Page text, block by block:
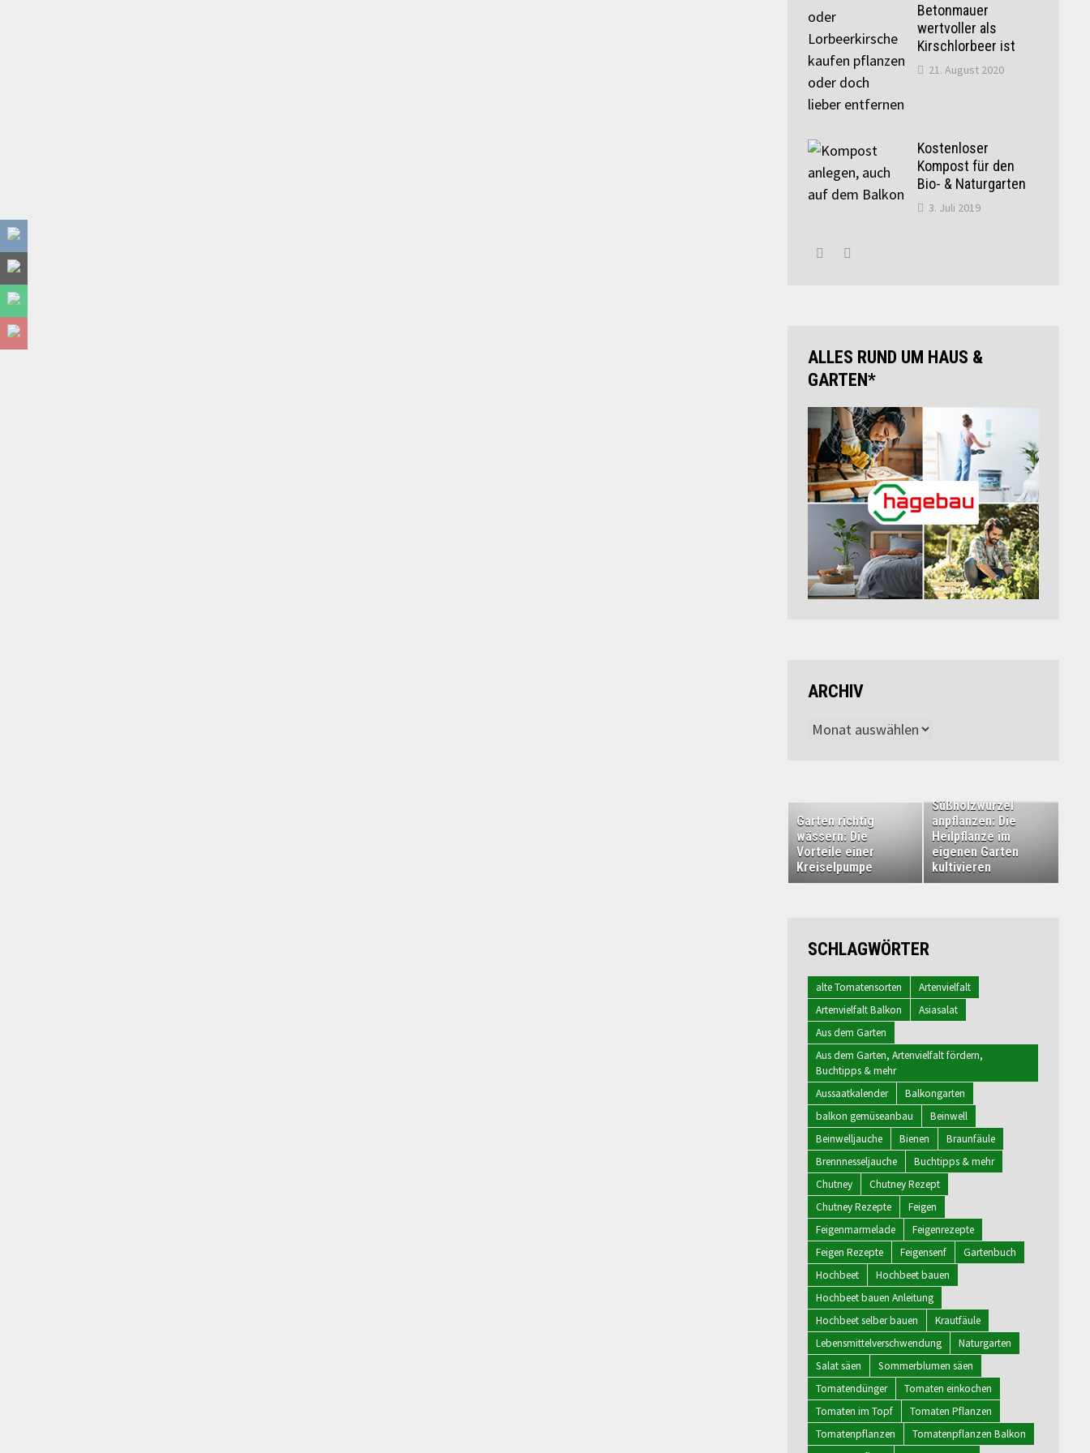
Betonmauer
wertvoller als
Kirschlorbeer ist
21. August 2020
Kostenloser
Kompost für den
Bio- & Naturgarten
3. Juli 2019
ALLES RUND UM HAUS &
GARTEN*
ARCHIV
Archiv
Garten richtig
wässern: Die
Vorteile einer
Kreiselpumpe
Süßholzwurzel
anpflanzen: Die
Heilpflanze im
eigenen Garten
kultivieren
SCHLAGWÖRTER
alte Tomatensorten
Artenvielfalt
Artenvielfalt Balkon
Asiasalat
Aus dem Garten
Aus dem Garten, Artenvielfalt fördern,
Buchtipps & mehr
Aussaatkalender
Balkongarten
balkon gemüseanbau
Beinwell
Beinwelljauche
Bienen
Braunfäule
Brennnesseljauche
Buchtipps & mehr
Chutney
Chutney Rezept
Chutney Rezepte
Feigen
Feigenmarmelade
Feigenrezepte
Feigen Rezepte
Feigensenf
Gartenbuch
Hochbeet
Hochbeet bauen
Hochbeet bauen Anleitung
Hochbeet selber bauen
Krautfäule
Lebensmittelverschwendung
Naturgarten
Salat säen
Sommerblumen säen
Tomatendünger
Tomaten einkochen
Tomaten im Topf
Tomaten Pflanzen
Tomatenpflanzen
Tomatenpflanzen Balkon